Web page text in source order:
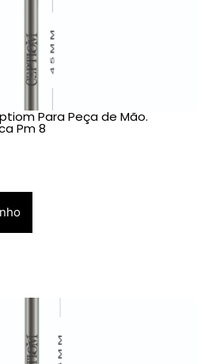
Para Peça de Mão.
Pm 8